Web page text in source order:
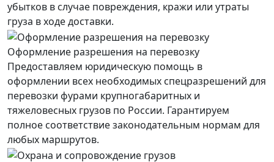
убытков в случае повреждения, кражи или утраты
груза в ходе доставки.
Оформление разрешения на перевозку
Предоставляем юридическую помощь в
оформлении всех необходимых спецразрешений для
перевозки фурами крупногабаритных и
тяжеловесных грузов по России. Гарантируем
полное соответствие законодательным нормам для
любых маршрутов.